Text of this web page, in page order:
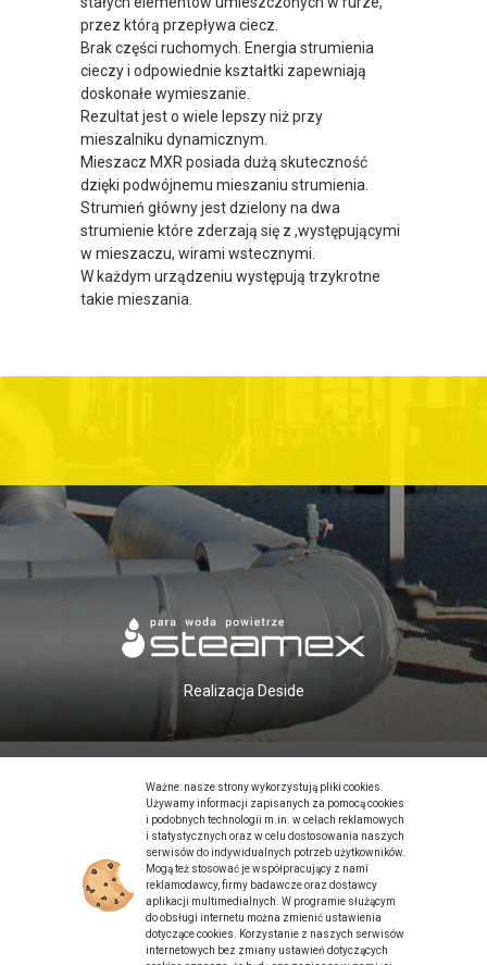
przez którą przepływa ciecz.
Brak części ruchomych. Energia strumienia
cieczy i odpowiednie kształtki zapewniają
doskonałe wymieszanie.
Rezultat jest o wiele lepszy niż przy
mieszalniku dynamicznym.
Mieszacz MXR posiada dużą skuteczność
dzięki podwójnemu mieszaniu strumienia.
Strumień główny jest dzielony na dwa
strumienie które zderzają się z ,występującymi
w mieszaczu, wirami wstecznymi.
W każdym urządzeniu występują trzykrotne
takie mieszania.
Realizacja Deside
Ważne: nasze strony wykorzystują pliki cookies.
Używamy informacji zapisanych za pomocą cookies
i podobnych technologii m.in. w celach reklamowych
i statystycznych oraz w celu dostosowania naszych
serwisów do indywidualnych potrzeb użytkowników.
Mogą też stosować je współpracujący z nami
reklamodawcy, firmy badawcze oraz dostawcy
aplikacji multimedialnych. W programie służącym
do obsługi internetu można zmienić ustawienia
dotyczące cookies. Korzystanie z naszych serwisów
internetowych bez zmiany ustawień dotyczących